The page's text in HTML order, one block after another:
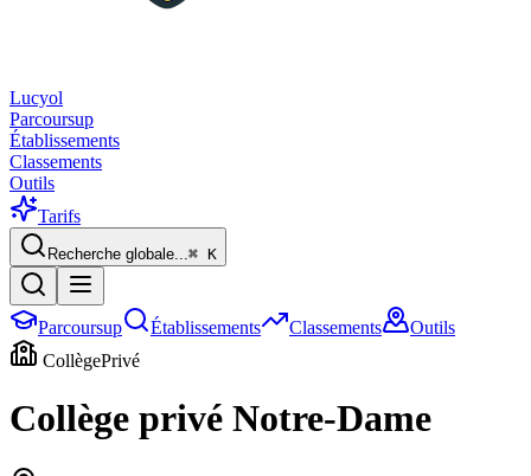
Lucyol
Parcoursup
Établissements
Classements
Outils
Tarifs
Recherche globale...⌘ K
Parcoursup Établissements Classements
Outils
CollègePrivé
Collège privé Notre-Dame